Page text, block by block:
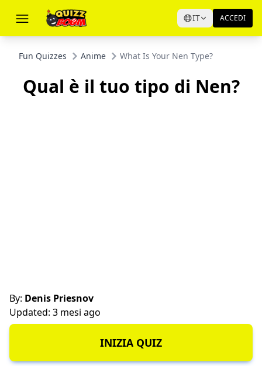
IT ACCEDI
Fun Quizzes Anime What Is Your Nen Type?
Qual è il tuo tipo di Nen?
By: Denis Priesnov
Updated: 3 mesi ago
INIZIA QUIZ